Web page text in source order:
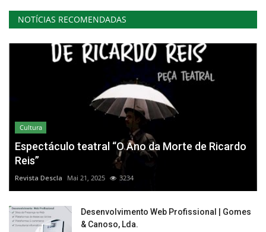
NOTÍCIAS RECOMENDADAS
Cultura
Espectáculo teatral “O Ano da Morte de Ricardo
Reis”
Revista Descla Mai 21, 2025 3234
Desenvolvimento Web Profissional | Gomes
& Canoso, Lda.